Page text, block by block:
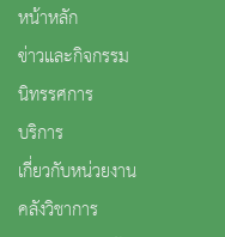
หน้าหลัก
ข่าวและกิจกรรม
นิทรรศการ
บริการ
เกี่ยวกับหน่วยงาน
คลังวิชาการ